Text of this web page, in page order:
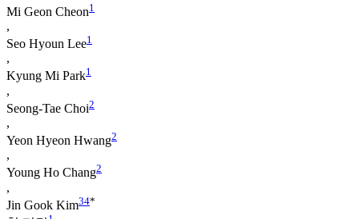
Mi Geon Cheon1
,
Seo Hyoun Lee1
,
Kyung Mi Park1
,
Seong-Tae Choi2
,
Yeon Hyeon Hwang2
,
Young Ho Chang2
,
Jin Gook Kim34*